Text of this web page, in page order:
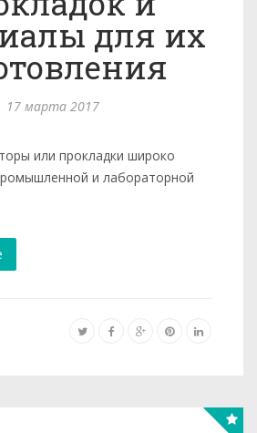
для их
17 марта 2017
или прокладки широко
и лабораторной